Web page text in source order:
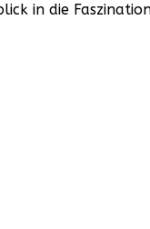
in die